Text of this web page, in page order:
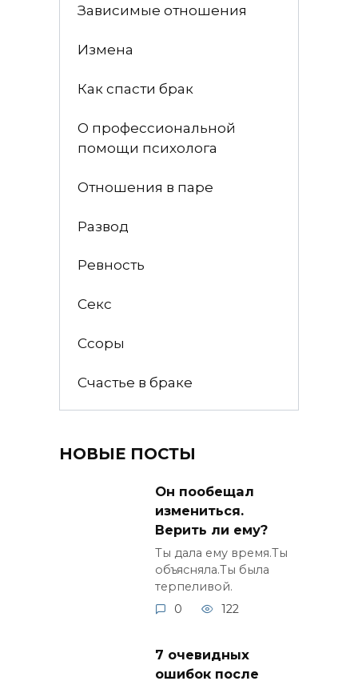
Зависимые отношения
Измена
Как спасти брак
О профессиональной
помощи психолога
Отношения в паре
Развод
Ревность
Секс
Ссоры
Счастье в браке
НОВЫЕ ПОСТЫ
Он пообещал
измениться.
Верить ли ему?
Ты дала ему время.Ты
объясняла.Ты была
терпеливой.
0
122
7 очевидных
ошибок после